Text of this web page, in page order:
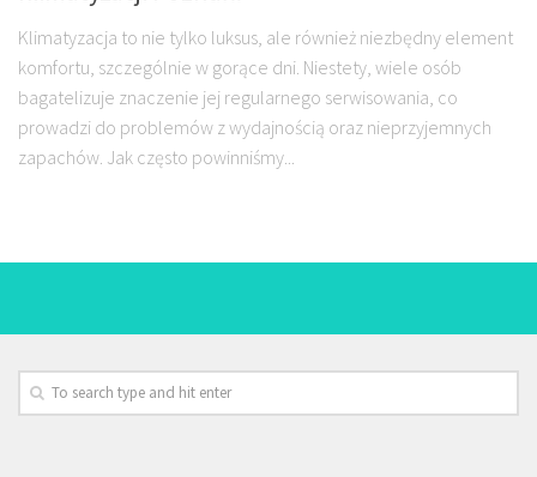
Klimatyzacja to nie tylko luksus, ale również niezbędny element
komfortu, szczególnie w gorące dni. Niestety, wiele osób
bagatelizuje znaczenie jej regularnego serwisowania, co
prowadzi do problemów z wydajnością oraz nieprzyjemnych
zapachów. Jak często powinniśmy...